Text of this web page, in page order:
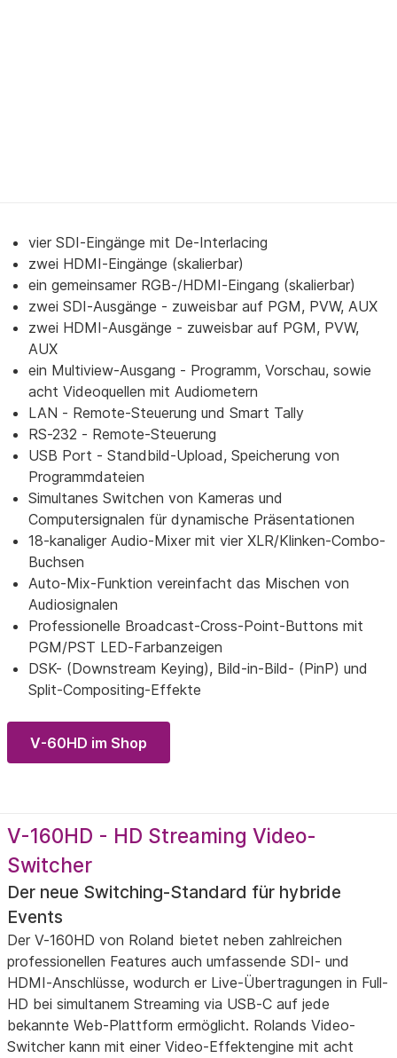
vier SDI-Eingänge mit De-Interlacing
zwei HDMI-Eingänge (skalierbar)
ein gemeinsamer RGB-/HDMI-Eingang (skalierbar)
zwei SDI-Ausgänge - zuweisbar auf PGM, PVW, AUX
zwei HDMI-Ausgänge - zuweisbar auf PGM, PVW,
AUX
ein Multiview-Ausgang - Programm, Vorschau, sowie
acht Videoquellen mit Audiometern
LAN - Remote-Steuerung und Smart Tally
RS-232 - Remote-Steuerung
USB Port - Standbild-Upload, Speicherung von
Programmdateien
Simultanes Switchen von Kameras und
Computersignalen für dynamische Präsentationen
18-kanaliger Audio-Mixer mit vier XLR/Klinken-Combo-
Buchsen
Auto-Mix-Funktion vereinfacht das Mischen von
Audiosignalen
Professionelle Broadcast-Cross-Point-Buttons mit
PGM/PST LED-Farbanzeigen
DSK- (Downstream Keying), Bild-in-Bild- (PinP) und
Split-Compositing-Effekte
V-60HD im Shop
V-160HD - HD Streaming Video-
Switcher
Der neue Switching-Standard für hybride
Events
Der V-160HD von Roland bietet neben zahlreichen
professionellen Features auch umfassende SDI- und
HDMI-Anschlüsse, wodurch er Live-Übertragungen in Full-
HD bei simultanem Streaming via USB-C auf jede
bekannte Web-Plattform ermöglicht. Rolands Video-
Switcher kann mit einer Video-Effektengine mit acht